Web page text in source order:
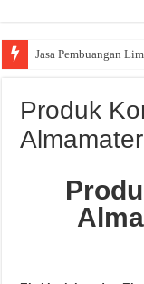
Jasa Pembuangan
Produk